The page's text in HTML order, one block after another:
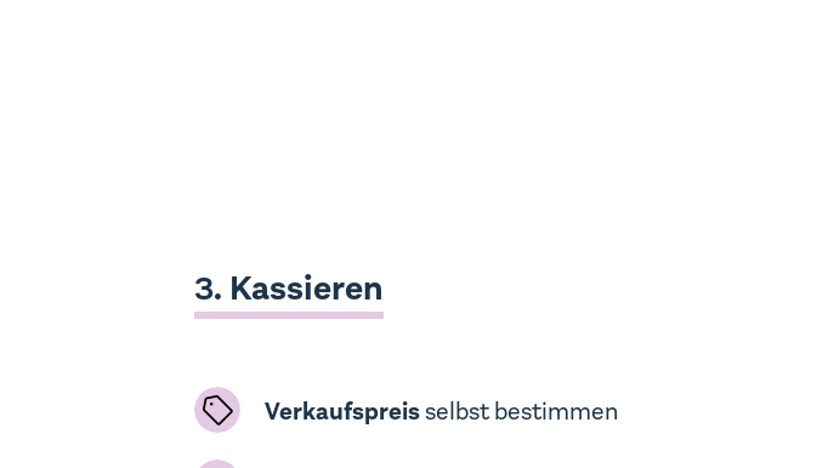
3. Kassieren
Verkaufspreisselbst bestimmen